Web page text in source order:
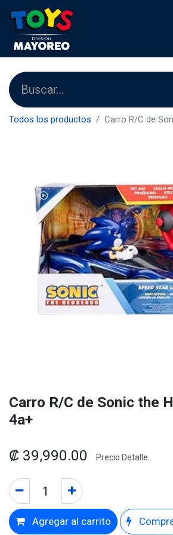
Todos los productos Carro R/C de
Carro R/C de Sonic the
4a+
₡ 39,990.00 Precio Detalle.
Agregar al carrito